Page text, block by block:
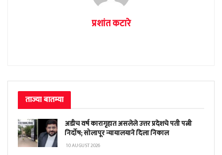
प्रशांत कटारे
ताज्या बातम्या
अडीच वर्ष कारागृहात असलेले उत्तर प्रदेशचे पती पत्नी
निर्दोष; सोलापूर न्यायालयाने दिला निकाल
10 AUGUST 2026